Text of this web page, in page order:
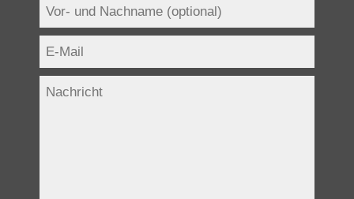
Bitte lasse dieses Feld leer.